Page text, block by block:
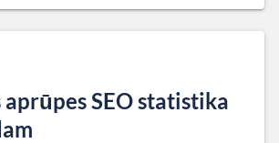
aprūpes SEO statistika